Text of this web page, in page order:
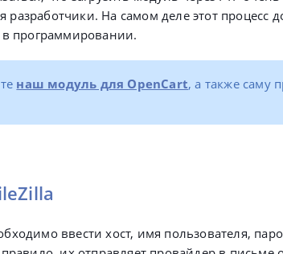
На самом деле этот процесс
в программировании.
наш модуль для OpenCart, а также саму
ввести хост, имя пользователя,